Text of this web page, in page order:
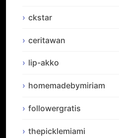
ckstar
ceritawan
lip-akko
homemadebymiriam
followergratis
thepicklemiami